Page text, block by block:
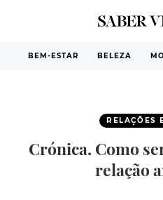
BEM-ESTAR BELEZA
RELAÇÕES
Crónica. Como
relação